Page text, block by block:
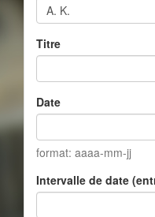
Titre
Date
format: aaaa-mm-jj
Intervalle de date